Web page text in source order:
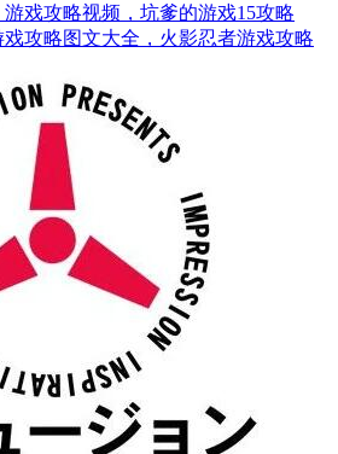
戏攻略视频，坑爹的游戏15攻略
攻略图文大全，火影忍者游戏攻略